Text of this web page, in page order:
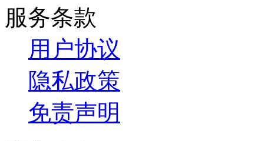
服务条款
用户协议
隐私政策
免责声明